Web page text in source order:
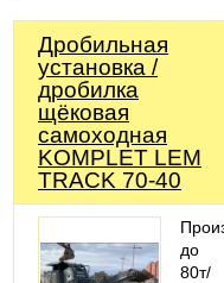
Дробильная
установка /
дробилка
щёковая
самоходная
KOMPLET LEM
TRACK 70-40
до
80т/